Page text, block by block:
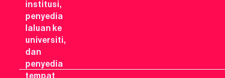
institusi,
penyedia
laluan ke
universiti,
dan
penyedia